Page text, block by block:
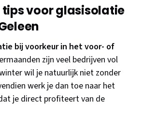
voor glasisolatie
bij voorkeur in het voor- of
zijn veel bedrijven vol
wil je natuurlijk niet zonder
werk je dan toe naar het
je direct profiteert van de